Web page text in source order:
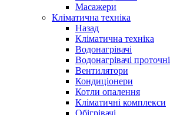
Масажери
Кліматична техніка
Назад
Кліматична техніка
Водонагрівачі
Водонагрівачі проточні
Вентилятори
Кондиціонери
Котли опалення
Кліматичні комплекси
Обігрівачі